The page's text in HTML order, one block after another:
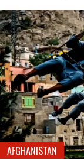
AFGHANISTAN